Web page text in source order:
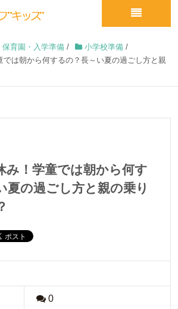
保育園・入学準備 / 小学校準備 /
では朝から何するの？長～い夏の過ごし方と親
み！学童では朝から何す
夏の過ごし方と親の乗り
0